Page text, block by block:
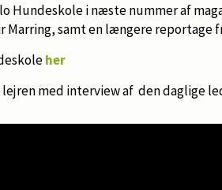
Hundeskole i næste nummer af
Marring, samt en længere reportage
her
lejren med interview af den daglige